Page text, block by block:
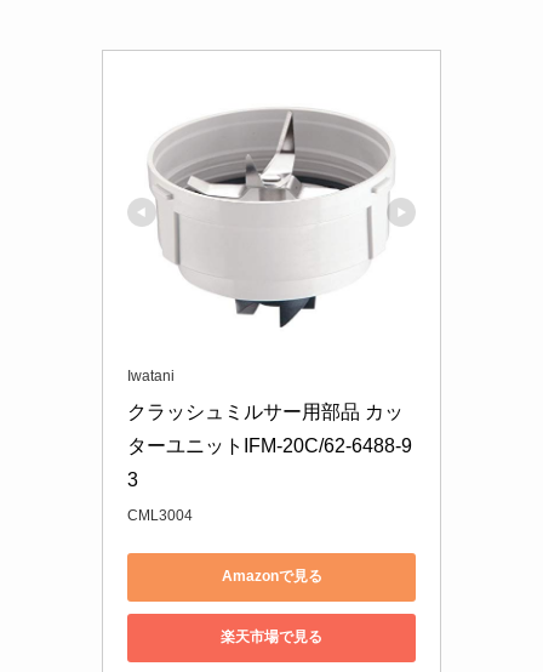
Iwatani
クラッシュミルサー用部品 カッ
ターユニットIFM-20C/62-6488-9
3
CML3004
Amazonで見る
楽天市場で見る